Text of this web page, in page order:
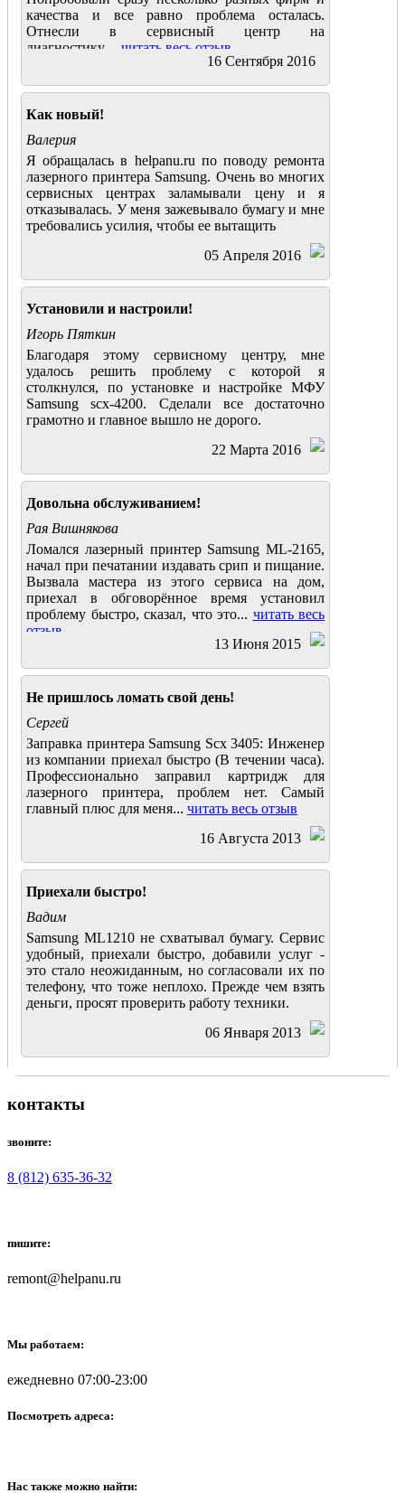
качества и все равно проблема осталась.
Отнесли в сервисный центр на
диагностику.... читать весь отзыв
16 Сентября 2016
Как новый!
Валерия
Я обращалась в helpanu.ru по поводу ремонта
лазерного принтера Samsung. Очень во многих
сервисных центрах заламывали цену и я
отказывалась. У меня зажевывало бумагу и мне
требовались усилия, чтобы ее вытащить
05 Апреля 2016
Установили и настроили!
Игорь Пяткин
Благодаря этому сервисному центру, мне
удалось решить проблему с которой я
столкнулся, по установке и настройке МФУ
Samsung scx-4200. Сделали все достаточно
грамотно и главное вышло не дорого.
22 Марта 2016
Довольна обслуживанием!
Рая Вишнякова
Ломался лазерный принтер Samsung ML-2165,
начал при печатании издавать срип и пищание.
Вызвала мастера из этого сервиса на дом,
приехал в обговорённое время установил
проблему быстро, сказал, что это... читать весь
отзыв
13 Июня 2015
Не пришлось ломать свой день!
Сергей
Заправка принтера Samsung Scx 3405: Инженер
из компании приехал быстро (В течении часа).
Профессионально заправил картридж для
лазерного принтера, проблем нет. Самый
главный плюс для меня... читать весь отзыв
16 Августа 2013
Приехали быстро!
Вадим
Samsung ML1210 не схватывал бумагу. Сервис
удобный, приехали быстро, добавили услуг -
это стало неожиданным, но согласовали их по
телефону, что тоже неплохо. Прежде чем взять
деньги, просят проверить работу техники.
06 Января 2013
контакты
звоните:
8 (812) 635-36-32
пишите:
remont@helpanu.ru
Мы работаем:
ежедневно 07:00-23:00
Посмотреть адреса:
Нас также можно найти: